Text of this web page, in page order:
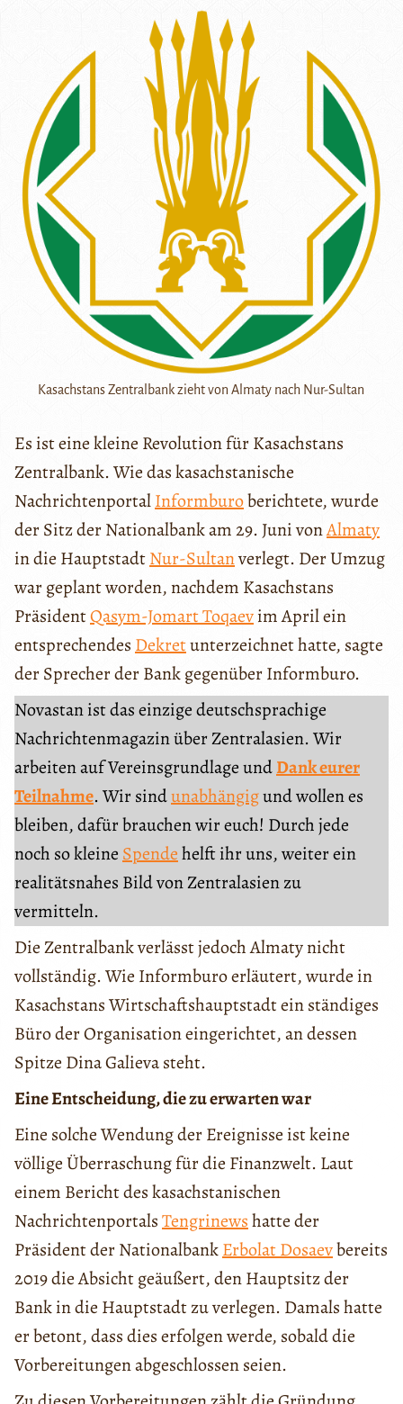
Kasachstans Zentralbank zieht von Almaty nach Nur-Sultan
Es ist eine kleine Revolution für Kasachstans
Zentralbank. Wie das kasachstanische
NachrichtenportalInformburoberichtete, wurde
der Sitz der Nationalbank am 29. Juni vonAlmaty
in die HauptstadtNur-Sultanverlegt. Der Umzug
war geplant worden, nachdem Kasachstans
PräsidentQasym-Jomart Toqaevim April ein
entsprechendes Dekretunterzeichnet hatte, sagte
der Sprecher der Bank gegenüber Informburo.
Novastan ist das einzige deutschsprachige
Nachrichtenmagazin über Zentralasien. Wir
arbeiten auf Vereinsgrundlage undDank eurer
Teilnahme. Wir sindunabhängigund wollen es
bleiben, dafür brauchen wir euch! Durch jede
noch so kleine Spendehelft ihr uns, weiter ein
realitätsnahes Bild von Zentralasien zu
vermitteln.
Die Zentralbank verlässt jedoch Almaty nicht
vollständig. Wie Informburo erläutert, wurde in
Kasachstans Wirtschaftshauptstadt ein ständiges
Büro der Organisation eingerichtet, an dessen
Spitze Dina Galieva steht.
Eine Entscheidung, die zu erwarten war
Eine solche Wendung der Ereignisse ist keine
völlige Überraschung für die Finanzwelt. Laut
einem Bericht des kasachstanischen
NachrichtenportalsTengrinewshatte der
Präsident der NationalbankErbolat Dosaevbereits
2019 die Absicht geäußert, den Hauptsitz der
Bank in die Hauptstadt zu verlegen. Damals hatte
er betont, dass dies erfolgen werde, sobald die
Vorbereitungen abgeschlossen seien.